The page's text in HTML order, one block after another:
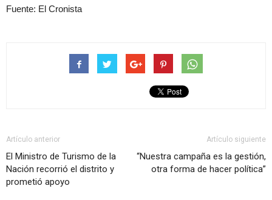
Fuente: El Cronista
Artículo anterior
El Ministro de Turismo de la
Nación recorrió el distrito y
prometió apoyo
Artículo siguiente
“Nuestra campaña es la gestión,
otra forma de hacer política”